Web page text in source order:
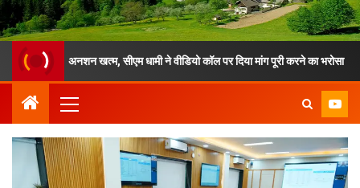
अनशन खत्म, सीएम धामी ने वीडियो कॉल पर दिया मांग पूरी करने का भरोसा